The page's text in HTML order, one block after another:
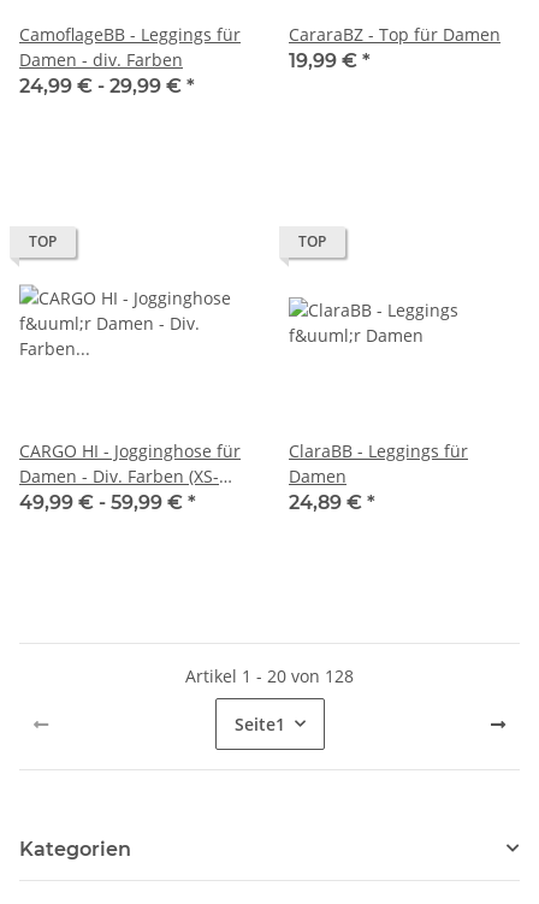
CamoflageBB - Leggings für
Damen - div. Farben
24,99 € - 29,99 € *
CararaBZ - Top für Damen
19,99 € *
TOP
CARGO HI - Jogginghose für
Damen - Div. Farben (XS-
5XL)
49,99 € - 59,99 € *
TOP
ClaraBB - Leggings für
Damen
24,89 € *
Artikel 1 - 20 von 128
Seite1
Kategorien